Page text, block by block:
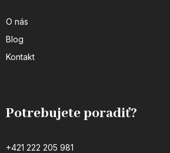
O nás
Blog
Kontakt
Potrebujete poradiť?
+421 222 205 981